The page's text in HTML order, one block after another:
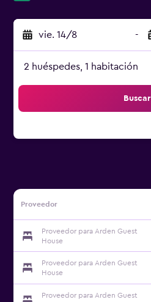
vie. 14/8 -
2 huéspedes, 1 habitación
Buscar
Proveedor
Proveedor para Arden Guest
House
Proveedor para Arden Guest
House
Proveedor para Arden Guest